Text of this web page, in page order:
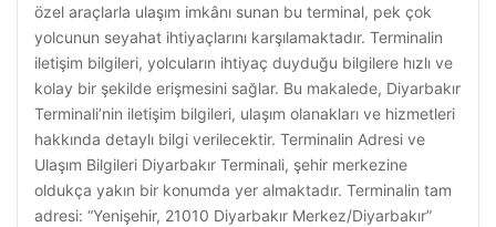
özel araçlarla ulaşım imkânı sunan bu terminal, pek çok
yolcunun seyahat ihtiyaçlarını karşılamaktadır. Terminalin
iletişim bilgileri, yolcuların ihtiyaç duyduğu bilgilere hızlı ve
kolay bir şekilde erişmesini sağlar. Bu makalede, Diyarbakır
Terminali’nin iletişim bilgileri, ulaşım olanakları ve hizmetleri
hakkında detaylı bilgi verilecektir. Terminalin Adresi ve
Ulaşım Bilgileri Diyarbakır Terminali, şehir merkezine
oldukça yakın bir konumda yer almaktadır. Terminalin tam
adresi: “Yenişehir, 21010 Diyarbakır Merkez/Diyarbakır”